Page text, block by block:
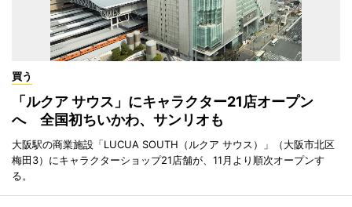
買う
「ルクア サウス」にキャラクター21店オープン
へ 全国初ちいかわ、サンリオも
大阪駅の商業施設「LUCUA SOUTH（ルクア サウス）」（大阪市北区
梅田3）にキャラクターショップ21店舗が、11月より順次オープンす
る。